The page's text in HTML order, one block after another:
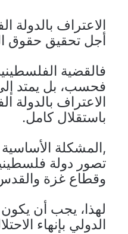
الاعتراف
أجل تحقيق حقوق
فالقضية
فحسب، بل يمتد
الاعتراف بالدولة
باستقلال كامل.
,المشكلة
تصور دولة
وقطاع غزة
لهذا، يجب أن يكون
الدولي بإنهاء